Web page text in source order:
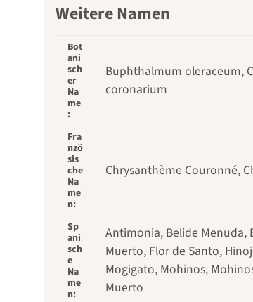
Weitere Namen
Bot
ani
sch
er
Na
me
:
Buphthalmum oleraceum,
coronarium
Fra
nzö
sis
che
Na
me
n:
Chrysanthème Couronné,
Sp
ani
sch
e
Na
me
n:
Antimonia, Belide Menuda,
Muerto, Flor de Santo,
Mogigato, Mohinos,
Muerto